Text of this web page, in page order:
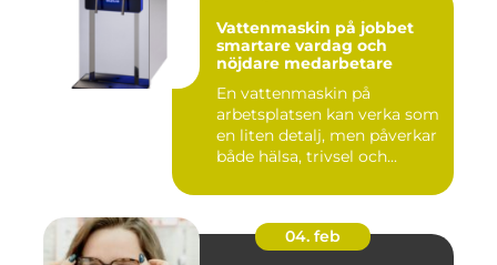
Vattenmaskin på jobbet
smartare vardag och
nöjdare medarbetare
En vattenmaskin på
arbetsplatsen kan verka som
en liten detalj, men påverkar
både hälsa, trivsel och...
04. feb